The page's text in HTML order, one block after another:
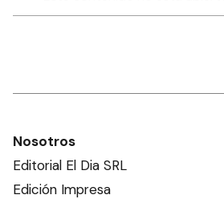
Nosotros
Editorial El Dia SRL
Edición Impresa